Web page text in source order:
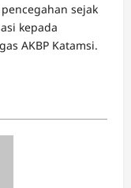
sejak
kepada
AKBP Katamsi.